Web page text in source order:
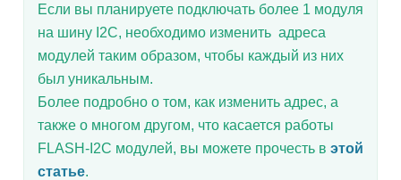
Если вы планируете подключать более 1 модуля
на шину I2C, необходимо изменить адреса
модулей таким образом, чтобы каждый из них
был уникальным.
Более подробно о том, как изменить адрес, а
также о многом другом, что касается работы
FLASH-I2C модулей, вы можете прочесть в этой
статье.